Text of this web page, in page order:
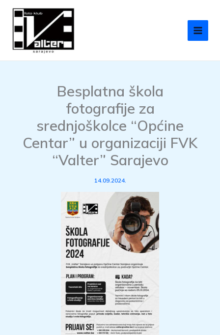
content
Besplatna škola
fotografije za
srednjoškolce “Općine
Centar” u organizaciji FVK
“Valter” Sarajevo
14.09.2024.